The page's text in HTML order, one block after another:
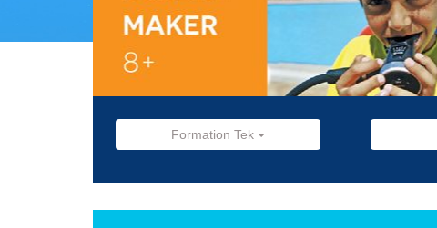
Formation Tek